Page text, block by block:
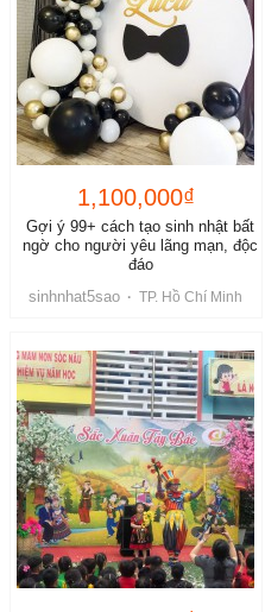
1,100,000₫
Gợi ý 99+ cách tạo sinh nhật bất
ngờ cho người yêu lãng mạn, độc
đáo
sinhnhat5sao · TP. Hồ Chí Minh